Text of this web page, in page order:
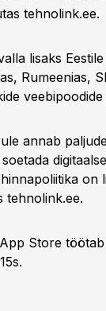
tehnolink.ee.
lisaks
Rumeenias,
annab
on
tehnolink.ee.
Store